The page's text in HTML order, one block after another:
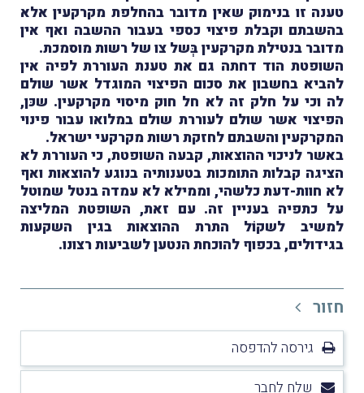
טענה זו בנימוק שאין מדובר בהחלפת מקרקעין אלא
בהשבתם וקבלת פיצוי כספי בעבור ההשבה ואף אין
מדובר בנטילת מקרקעין בְּשל צו של רשות מוסמכת.
השופטת הוד דחתה גם את טענת העוררת לפיה אין
להביא בחשבון את סכום הפיצוי המוגדל אשר שולם
לה וכי על חלק זה לא חל חוק מיסוי מקרקעין. שכּן,
הפיצוי אשר שולם לעוררת שולם במלואו עבור פינוי
המקרקעין והשבתם לחזקת רשות מקרקעי ישראל.
באשר לניכוי ההוצאות, קבעה השופטת, כי העוררת לא
הציגה קבלות התומכות בטענותיה בנוגע להוצאות ואף
לא חוות-דעת כלשהי, וממילא לא עמדה בנטל שמוטל
על כתפיה בעניין זה. עם זאת, השופטת המליצה
למשיב לשקוֹל התרת ההוצאות בגין השקעות
בגידולים, בכפוף להוכחת הנטען לשביעות רצונו.
חזור
גירסה להדפסה
שלח לחבר